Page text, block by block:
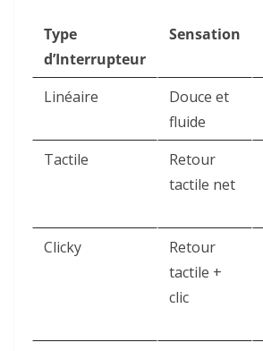
Type
d’Interrupteur
Sensation
Linéaire
Douce et
fluide
Tactile
Retour
tactile net
Clicky
Retour
tactile +
clic